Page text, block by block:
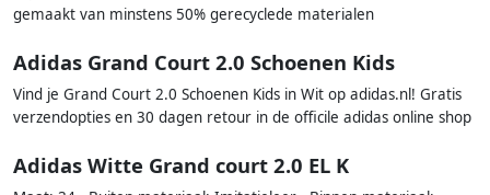
gemaakt van minstens 50% gerecyclede materialen
Adidas Grand Court 2.0 Schoenen Kids
Vind je Grand Court 2.0 Schoenen Kids in Wit op adidas.nl! Gratis
verzendopties en 30 dagen retour in de officile adidas online shop
Adidas Witte Grand court 2.0 EL K